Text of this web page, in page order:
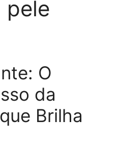
pele
O
da
Brilha